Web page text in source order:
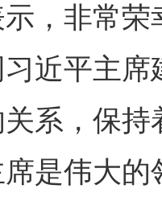
非常荣
近平主
系，保
是伟大